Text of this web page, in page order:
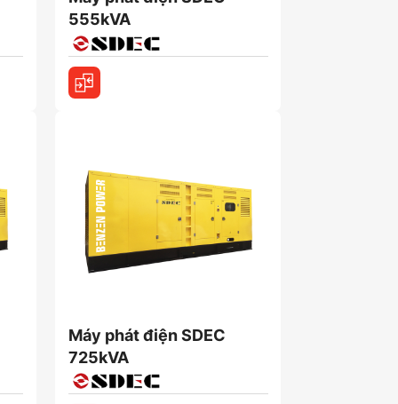
555kVA
Máy phát điện SDEC
725kVA